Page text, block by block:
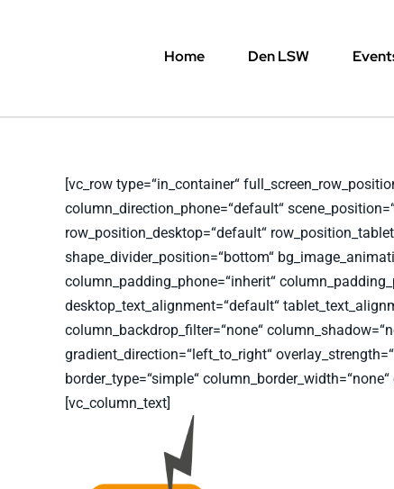
Home Den LSW
[vc_row type=“in_container“
column_direction_phone=“default“
row_position_desktop=“default“
shape_divider_position=“bottom“
column_padding_phone=“inherit“
desktop_text_alignment=“default“
column_backdrop_filter=“none“
gradient_direction=“left_to_right“
border_type=“simple“
[vc_column_text]